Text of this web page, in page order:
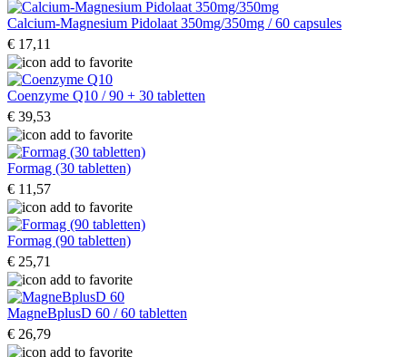
Calcium-Magnesium Pidolaat 350mg/350mg / 60 capsules
€ 17,11
Coenzyme Q10 / 90 + 30 tabletten
€ 39,53
Formag (30 tabletten)
€ 11,57
Formag (90 tabletten)
€ 25,71
MagneBplusD 60 / 60 tabletten
€ 26,79